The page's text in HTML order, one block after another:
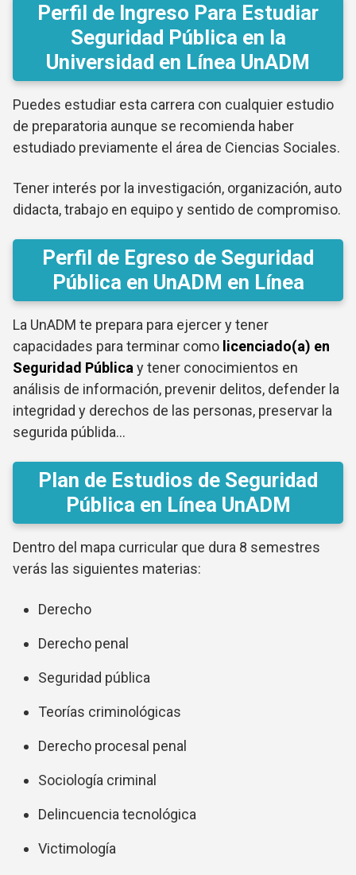
Perfil de Ingreso Para Estudiar
Seguridad Pública en la
Universidad en Línea UnADM
Puedes estudiar esta carrera con cualquier estudio
de preparatoria aunque se recomienda haber
estudiado previamente el área de Ciencias Sociales.
Tener interés por la investigación, organización, auto
didacta, trabajo en equipo y sentido de compromiso.
Perfil de Egreso de Seguridad
Pública en UnADM en Línea
La UnADM te prepara para ejercer y tener
capacidades para terminar como licenciado(a) en
Seguridad Pública y tener conocimientos en
análisis de información, prevenir delitos, defender la
integridad y derechos de las personas, preservar la
segurida públida…
Plan de Estudios de Seguridad
Pública en Línea UnADM
Dentro del mapa curricular que dura 8 semestres
verás las siguientes materias:
Derecho
Derecho penal
Seguridad pública
Teorías criminológicas
Derecho procesal penal
Sociología criminal
Delincuencia tecnológica
Victimología